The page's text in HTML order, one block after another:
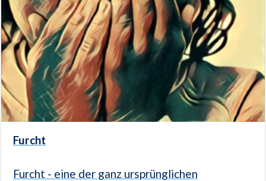
Furcht
Furcht - eine der ganz ursprünglichen